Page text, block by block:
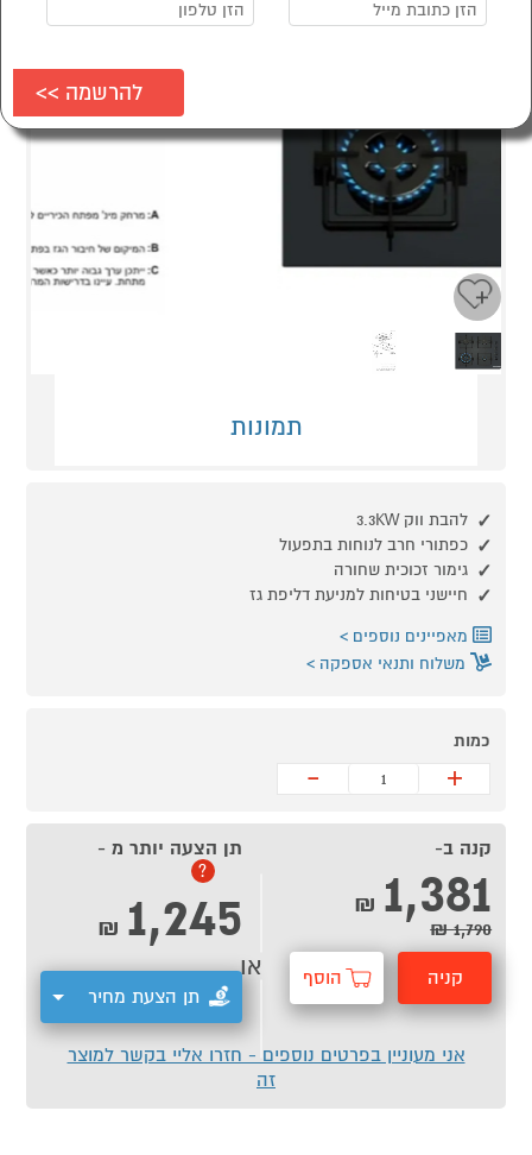
תמונות
להבת ווק 3.3KW
כפתורי חרב לנוחות בתפעול
גימור זכוכית שחורה
חיישני בטיחות למניעת דליפת גז
מאפיינים נוספים
משלוח ותנאי אספקה
כמות
+
-
קנה ב-
1,381
₪
1,790 ₪
קניה הוסף
תן הצעה יותר מ -
?
1,245
₪
תן הצעת מחיר
או
אני מעוניין בפרטים נוספים - חזרו אליי בקשר למוצר
זה